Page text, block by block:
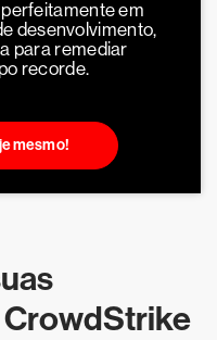
em
desenvolvimento,
para remediar
recorde.
mesmo!